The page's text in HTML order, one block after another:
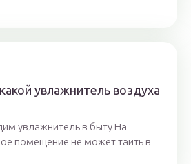
увлажнитель воздуха
увлажнитель в быту На
помещение не может таить в